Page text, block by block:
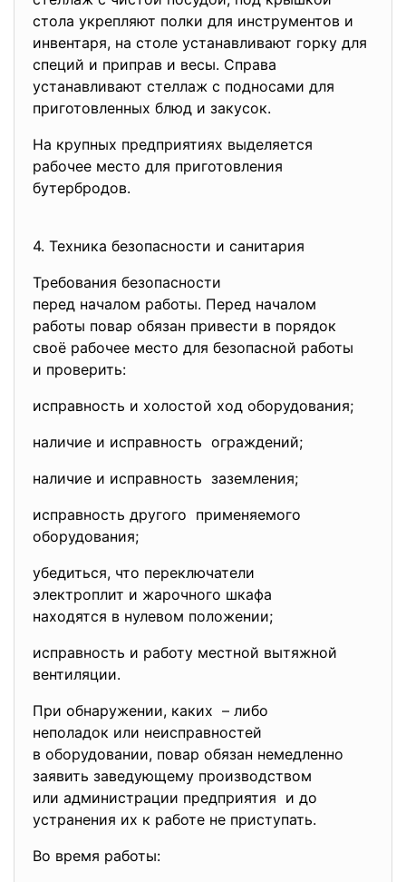
стола укрепляют полки для инструментов и
инвентаря, на столе устанавливают горку для
специй и приправ и весы. Справа
устанавливают стеллаж с подносами для
приготовленных блюд и закусок.
На крупных предприятиях выделяется
рабочее место для приготовления
бутербродов.
4. Техника безопасности и санитария
Требования безопасности
перед началом работы. Перед началом
работы повар обязан привести в порядок
своё рабочее место для безопасной работы
и проверить:
исправность и холостой ход оборудования;
наличие и исправность ограждений;
наличие и исправность заземления;
исправность другого применяемого
оборудования;
убедиться, что переключатели
электроплит и жарочного шкафа
находятся в нулевом положении;
исправность и работу местной вытяжной
вентиляции.
При обнаружении, каких – либо
неполадок или неисправностей
в оборудовании, повар обязан немедленно
заявить заведующему производством
или администрации предприятия и до
устранения их к работе не приступать.
Во время работы: